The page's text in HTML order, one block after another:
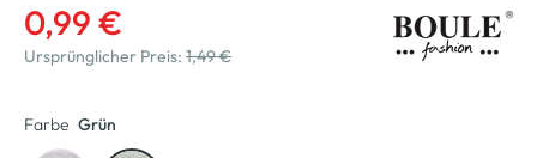
0,99 €
Ursprünglicher Preis: 1,49 €
Farbe Grün